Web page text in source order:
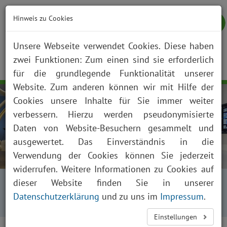
NOTFALL KONTAKT ANFAHRT JOBS SUCHE
Startseite
Fachabteilungen
Kliniken, Institute und Funktionsbereiche
Information für Ärzte
Hinweis zu Cookies
Unsere Webseite verwendet Cookies. Diese haben
zwei Funktionen: Zum einen sind sie erforderlich
für die grundlegende Funktionalität unserer
Website. Zum anderen können wir mit Hilfe der
Cookies unsere Inhalte für Sie immer weiter
verbessern. Hierzu werden pseudonymisierte
Daten von Website-Besuchern gesammelt und
ausgewertet. Das Einverständnis in die
Verwendung der Cookies können Sie jederzeit
widerrufen. Weitere Informationen zu Cookies auf
dieser Website finden Sie in unserer
Datenschutzerklärung und zu uns im Impressum.
Einstellungen